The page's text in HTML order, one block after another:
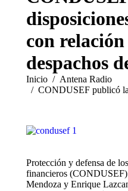
con relación
despachos
Estás aquí:
Inicio
Antena Radio
CONDUSEF publicó
Protección y defensa de
financieros (CONDUSEF)
Mendoza y Enrique